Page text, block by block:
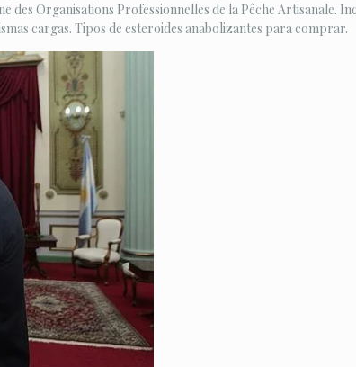
des Organisations Professionnelles de la Pêche Artisanale.
cargas. Tipos de esteroides anabolizantes para comprar.